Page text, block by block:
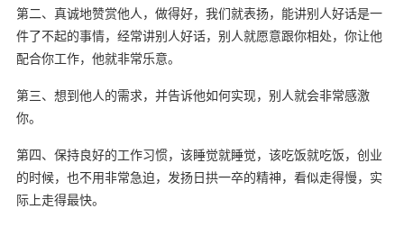
第二、真诚地赞赏他人，做得好，我们就表扬，能讲别人好话是一
件了不起的事情，经常讲别人好话，别人就愿意跟你相处，你让他
配合你工作，他就非常乐意。
第三、想到他人的需求，并告诉他如何实现，别人就会非常感激
你。
第四、保持良好的工作习惯，该睡觉就睡觉，该吃饭就吃饭，创业
的时候，也不用非常急迫，发扬日拱一卒的精神，看似走得慢，实
际上走得最快。